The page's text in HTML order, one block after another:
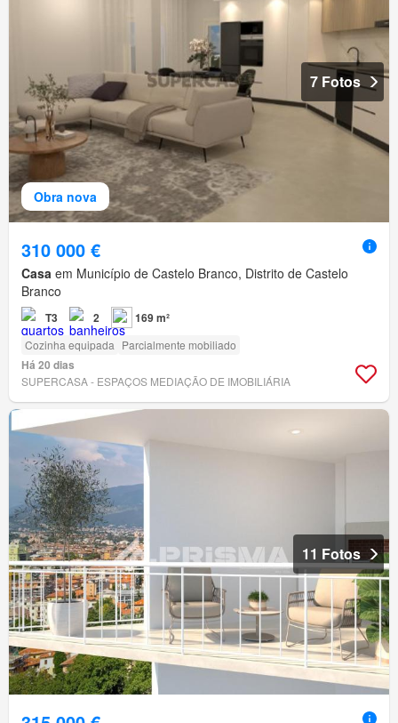
Obra nova
7 Fotos
310 000 €
Casa em Município de Castelo Branco, Distrito de Castelo
Branco
T3 2 169 m²
Cozinha equipada Parcialmente mobiliado
Há 20 dias
SUPERCASA - ESPAÇOS MEDIAÇÃO DE IMOBILIÁRIA
11 Fotos